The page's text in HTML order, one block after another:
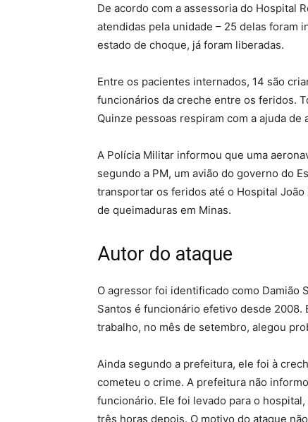
De acordo com a assessoria do Hospital
atendidas pela unidade – 25 delas foram
estado de choque, já foram liberadas.
Entre os pacientes internados, 14 são
funcionários da creche entre os feridos.
Quinze pessoas respiram com a ajuda de
A Polícia Militar informou que uma
segundo a PM, um avião do governo do
transportar os feridos até o Hospital
de queimaduras em Minas.
Autor do ataque
O agressor foi identificado como Damião
Santos é funcionário efetivo desde 2008.
trabalho, no mês de setembro, alegou
Ainda segundo a prefeitura, ele foi à
cometeu o crime. A prefeitura não
funcionário. Ele foi levado para o
três horas depois. O motivo do ataque